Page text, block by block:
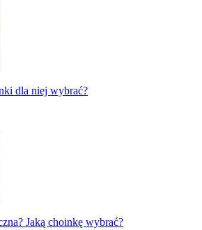
dla niej wybrać?
Jaką choinkę wybrać?